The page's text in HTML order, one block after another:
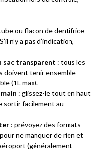
ou flacon de dentifrice
n’y a pas d’indication,
sac transparent : tous les
doivent tenir ensemble
(1L max).
: glissez-le tout en haut
sortir facilement au
: prévoyez des formats
ne manquer de rien et
(généralement